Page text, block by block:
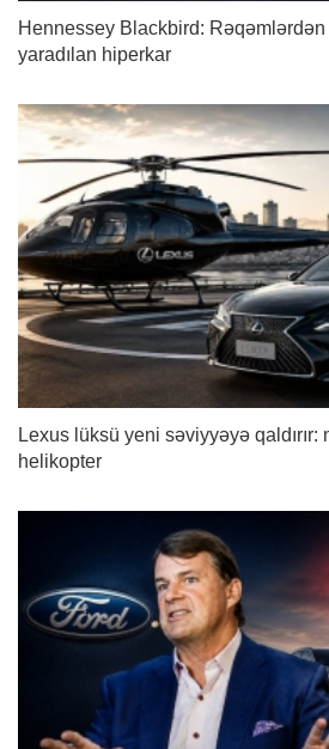
Hennessey Blackbird:
yaradılan hiperkar
Lexus lüksü yeni səviyyəyə
helikopter